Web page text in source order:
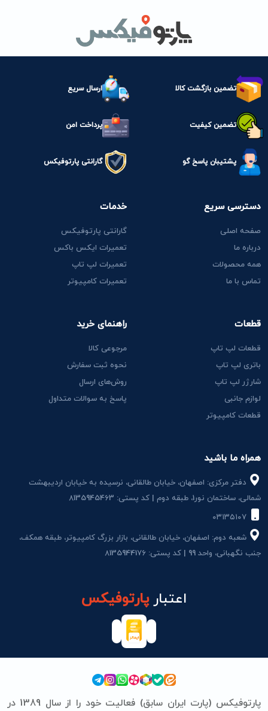
تضمین بازگشت کالا ارسال سریع
تضمین کیفیت پرداخت امن
پشتیبان پاسخ گو گارانتی پارتوفیکس
همراه ما باشید
دفتر مرکزی: اصفهان، خیابان طالقانی، نرسیده به خیابان اردیبهشت
شمالی، ساختمان نور1، طبقه دوم | کد پستی: 8135945463
شعبه دوم: اصفهان، خیابان طالقانی، بازار بزرگ کامپیوتر، طبقه همکف،
جنب نگهبانی، واحد 99 | کد پستی: 8135944176
دسترسی سریع
صفحه اصلی
درباره ما
همه محصولات
تماس با ما
قطعات
قطعات لپ تاپ
باتری لپ تاپ
شارژر لپ تاپ
لوازم جانبی
قطعات کامپیوتر
خدمات
گارانتی پارتوفیکس
تعمیرات ایکس باکس
تعمیرات لپ تاپ
تعمیرات کامپیوتر
راهنمای خرید
مرجوعی کالا
نحوه ثبت سفارش
روش‌های ارسال
پاسخ به سوالات متداول
اعتبارپارتوفیکس
پارتوفیکس (پارت ایران سابق) فعالیت خود را از سال 1389 در